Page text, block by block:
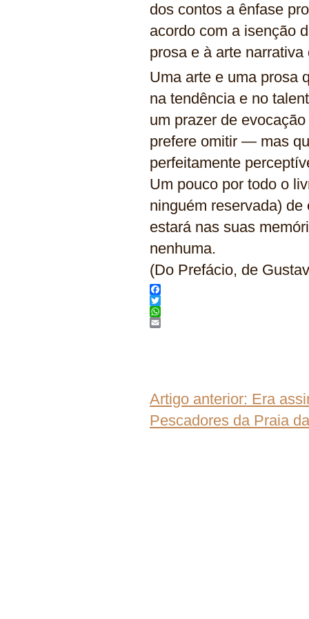
dos contos a ênfase
acordo com a isenção
prosa e à arte
Uma arte e uma prosa
na tendência e no
um prazer de
prefere omitir — mas
perfeitamente
Um pouco por todo o
ninguém reservada)
estará nas suas
nenhuma.
(Do Prefácio, de
Facebook
Twitter
WhatsApp
Artigo anterior: Era
Pescadores da Praia